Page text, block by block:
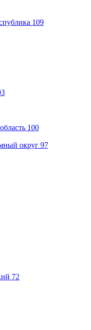
109
100
округ 97
72